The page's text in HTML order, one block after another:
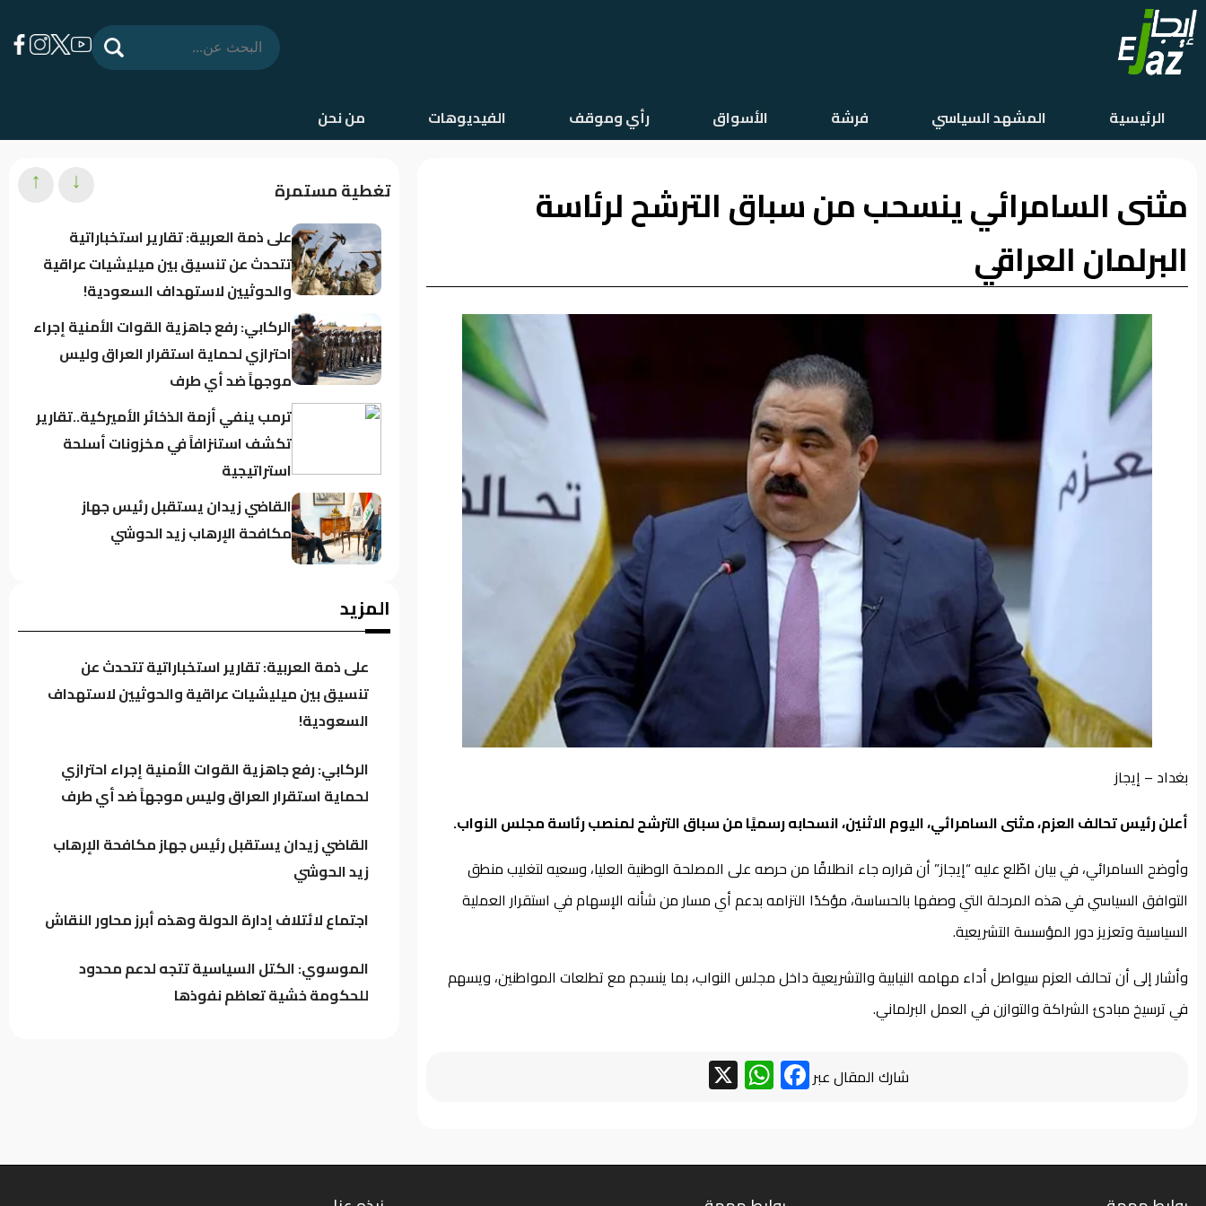
الرئيسية
المشهد
السياسي
فرشة
رأي
وموقف
الفيديوهات
الرئيسية المشهد السياسي فرشة الأسواق رأي وموقف الفيديوهات من نحن
مثنى السامرائي ينسحب من سباق الترشح لرئاسة
البرلمان العراقي
بغداد – إيجاز
أعلن رئيس تحالف العزم، مثنى السامرائي، اليوم الاثنين، انسحابه رسميًا من سباق الترشح لمنصب رئاسة مجلس النواب.
وأوضح السامرائي، في بيان اطّلع عليه “إيجاز” أن قراره جاء انطلاقًا من حرصه على المصلحة الوطنية العليا، وسعيه لتغليب منطق
التوافق السياسي في هذه المرحلة التي وصفها بالحساسة، مؤكدًا التزامه بدعم أي مسار من شأنه الإسهام في استقرار العملية
السياسية وتعزيز دور المؤسسة التشريعية.
وأشار إلى أن تحالف العزم سيواصل أداء مهامه النيابية والتشريعية داخل مجلس النواب، بما ينسجم مع تطلعات المواطنين، ويسهم
في ترسيخ مبادئ الشراكة والتوازن في العمل البرلماني.
شارك المقال عبر Facebook
WhatsApp
تغطية مستمرة
على ذمة العربية: تقارير استخباراتية
تتحدث عن تنسيق بين ميليشيات عراقية
والحوثيين لاستهداف السعودية!
الركابي: رفع جاهزية القوات الأمنية إجراء
احترازي لحماية استقرار العراق وليس
موجهاً ضد أي طرف
ترمب ينفي أزمة الذخائر الأميركية..تقارير
تكشف استنزافاً في مخزونات أسلحة
استراتيجية
القاضي زيدان يستقبل رئيس جهاز
مكافحة الإرهاب زيد الحوشي
كردستان تحت مجهر “صولة الزيدي”..
باحث سياسي: النظام في العراق لا يدير
الأزمات.. بل يصنعها للبقاء
↓
↑
المزيد
على ذمة العربية: تقارير استخباراتية تتحدث عن
تنسيق بين ميليشيات عراقية والحوثيين لاستهداف
السعودية!
الركابي: رفع جاهزية القوات الأمنية إجراء احترازي
لحماية استقرار العراق وليس موجهاً ضد أي طرف
القاضي زيدان يستقبل رئيس جهاز مكافحة الإرهاب
زيد الحوشي
اجتماع لائتلاف إدارة الدولة وهذه أبرز محاور النقاش
الموسوي: الكتل السياسية تتجه لدعم محدود
للحكومة خشية تعاظم نفوذها